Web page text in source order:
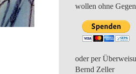
wollen ohne
oder per
Bernd Zeller